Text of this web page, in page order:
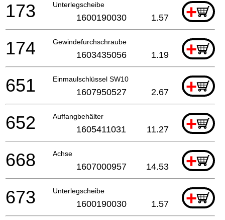
Unterlegscheibe +
173 1600190030 1.57
Gewindefurchschraube +
174 1603435056 1.19
Einmaulschlüssel SW10 +
651 1607950527 2.67
Auffangbehälter +
652 1605411031 11.27
Achse +
668 1607000957 14.53
Unterlegscheibe +
673 1600190030 1.57